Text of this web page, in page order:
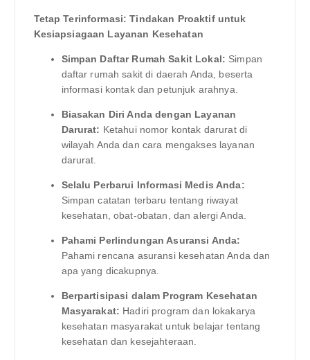
Tetap Terinformasi: Tindakan Proaktif untuk
Kesiapsiagaan Layanan Kesehatan
Simpan Daftar Rumah Sakit Lokal: Simpan
daftar rumah sakit di daerah Anda, beserta
informasi kontak dan petunjuk arahnya.
Biasakan Diri Anda dengan Layanan
Darurat: Ketahui nomor kontak darurat di
wilayah Anda dan cara mengakses layanan
darurat.
Selalu Perbarui Informasi Medis Anda:
Simpan catatan terbaru tentang riwayat
kesehatan, obat-obatan, dan alergi Anda.
Pahami Perlindungan Asuransi Anda:
Pahami rencana asuransi kesehatan Anda dan
apa yang dicakupnya.
Berpartisipasi dalam Program Kesehatan
Masyarakat: Hadiri program dan lokakarya
kesehatan masyarakat untuk belajar tentang
kesehatan dan kesejahteraan.